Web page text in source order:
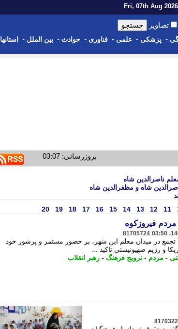
تصاویر
- پزشکی - علمی - فناوری - حوادث - بین الملل - استانها
بروزرسانی: 03:07
ناصرالدین شاه
شاه و مظفرالدین شاه
11
12
13
14
15
16
17
18
19
20
فیروزکوه
81705724
در میدان معلم این شهر، بر حضور مستمر و پرشور خود
و رژیم صهیونیستی تاکید ...
- مردم - ترویج فرهنگ - رهبر انقلاب